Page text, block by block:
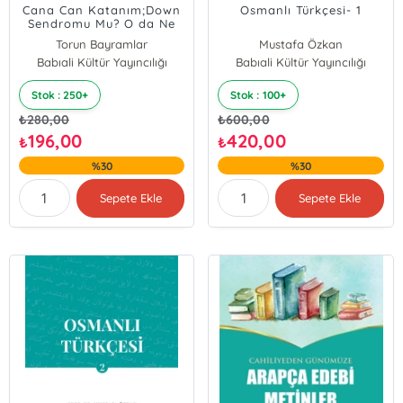
Cana Can Katanım;Down
Sendromu Mu? O da Ne
Torun Bayramlar
Babıali Kültür Yayıncılığı
Stok : 250+
₺280,00
₺196,00
%30
Sepete Ekle
Osmanlı Türkçesi- 1
Mustafa Özkan
Hatice Tören
Babıali Kültür Yayıncılığı
Stok : 100+
₺600,00
₺420,00
%30
Sepete Ekle